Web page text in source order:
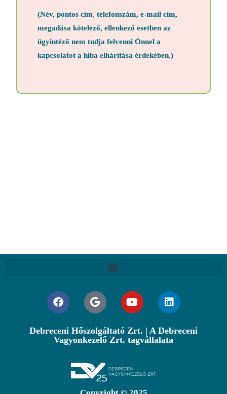
(Név, pontos cím, telefonszám, e-mail cím,
megadása kötelező, ellenkező esetben az
ügyintéző nem tudja felvenni Önnel a
kapcsolatot a hiba elhárítása érdekében.)
Debreceni Hőszolgáltató Zrt. | A Debreceni
Vagyonkezelő Zrt. tagvállalata